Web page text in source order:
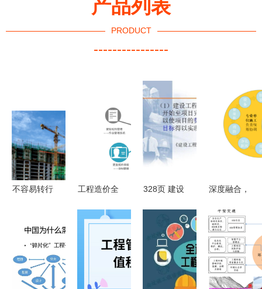
产品列表
PRODUCT
----------------
不容易转行
盘点！专业
性强，工作
对口率高
——软件开
工程造价全
内涵及其在
工程管理服
务中的应用
328页 建设
理理论与实
务 ppt
深度融合，
显度医院装
修项目管理
的软件开发
策略与实践